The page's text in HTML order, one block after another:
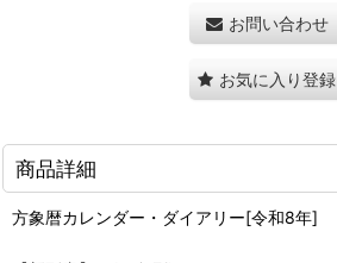
お問い合わせ
お気に入り登録
商品詳細
方象暦カレンダー・ダイアリー[令和8年]